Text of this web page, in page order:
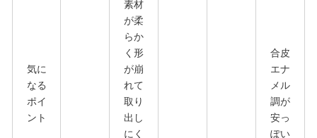
気に
なる
ポイ
ント
素材
が柔
らか
く形
が崩
れて
取り
出し
にく
合皮
エナ
メル
調が
安っ
ぽい